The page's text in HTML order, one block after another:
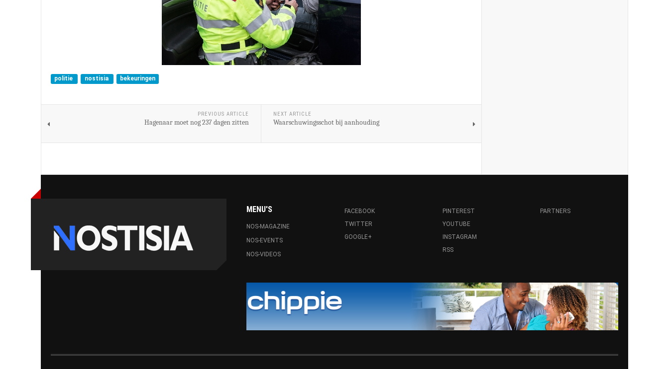
politie nostisia bekeuringen
PREVIOUS ARTICLE
Hagenaar moet nog 237 dagen zitten
NEXT ARTICLE
Waarschuwingsschot bij aanhouding
MENU'S
NOS-MAGAZINE
NOS-EVENTS
NOS-VIDEOS
FACEBOOK
TWITTER
GOOGLE+
PINTEREST
YOUTUBE
INSTAGRAM
RSS
PARTNERS